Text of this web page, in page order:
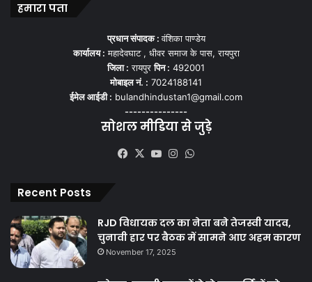
हमारा पता
प्रधान संपादक :वंशिका पाण्डेय
कार्यालय : महादेवघाट , धीवर समाज के पास, रायपुरा
जिला : रायपुरपिन : 492001
मोबाइल नं. : 7024188141
ईमेल आईडी : bulandhindustan1@gmail.com
---------------
सोशल मीडिया से जुड़े
Facebook
X YouTubeInstagram
Recent Posts
RJD विधायक दल का नेता बने तेजस्वी यादव,
चुनावी हार पर बैठक में सामने आए अहम कारण
November 17, 2025